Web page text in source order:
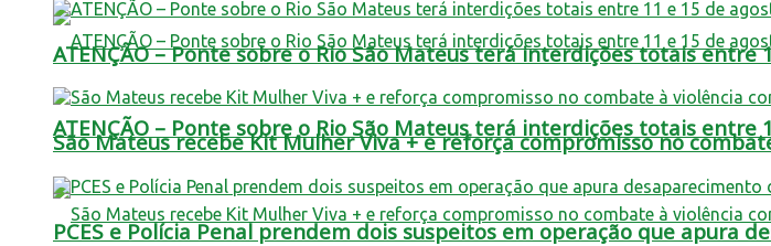
ATENÇÃO – Ponte sobre o Rio São Mateus terá interdições totais
ATENÇÃO – Ponte sobre o Rio São Mateus terá interdições totais
São Mateus recebe Kit Mulher Viva + e reforça compromisso no
PCES e Polícia Penal prendem dois suspeitos em operação que apura